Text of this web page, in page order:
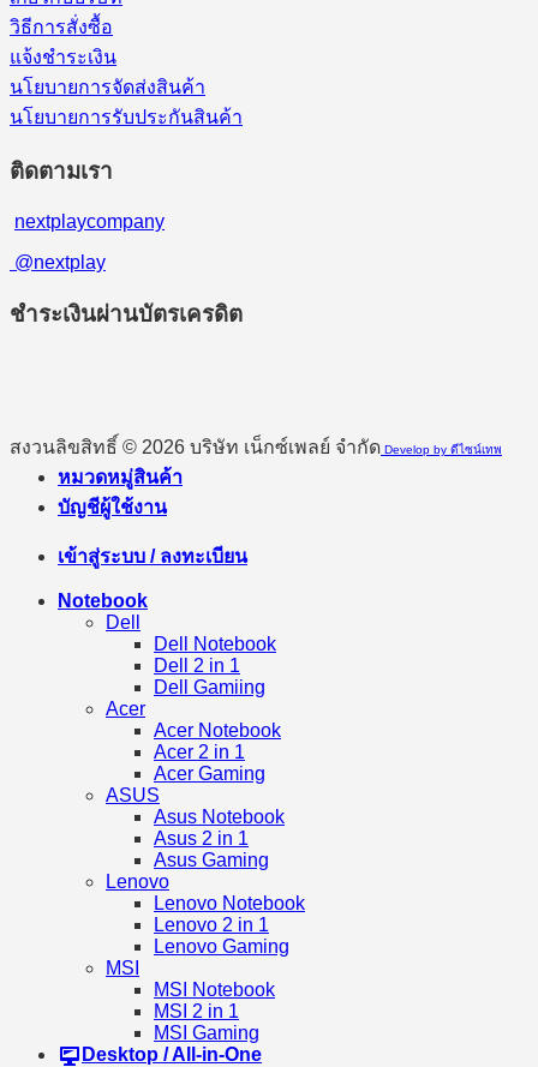
วิธีการสั่งซื้อ
แจ้งชำระเงิน
นโยบายการจัดส่งสินค้า
นโยบายการรับประกันสินค้า
ติดตามเรา
nextplaycompany
@nextplay
ชำระเงินผ่านบัตรเครดิต
สงวนลิขสิทธิ์ © 2026 บริษัท เน็กซ์เพลย์ จำกัด Develop by ดีไซน์เทพ
หมวดหมู่สินค้า
บัญชีผู้ใช้งาน
เข้าสู่ระบบ / ลงทะเบียน
Notebook
Dell
Dell Notebook
Dell 2 in 1
Dell Gamiing
Acer
Acer Notebook
Acer 2 in 1
Acer Gaming
ASUS
Asus Notebook
Asus 2 in 1
Asus Gaming
Lenovo
Lenovo Notebook
Lenovo 2 in 1
Lenovo Gaming
MSI
MSI Notebook
MSI 2 in 1
MSI Gaming
Desktop / All-in-One